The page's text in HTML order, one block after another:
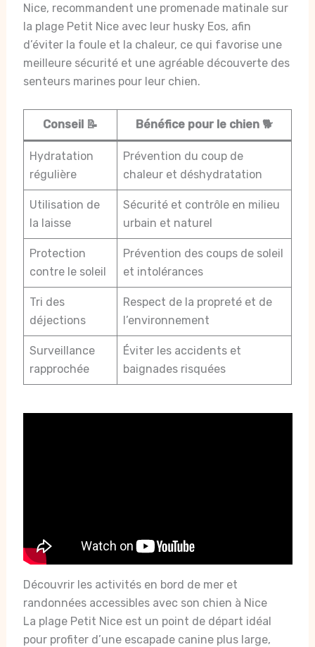
Nice, recommandent une promenade matinale sur
la plage Petit Nice avec leur husky Eos, afin
d’éviter la foule et la chaleur, ce qui favorise une
meilleure sécurité et une agréable découverte des
senteurs marines pour leur chien.
Conseil 📝 Bénéfice pour le chien 🐕
Hydratation
régulière
Prévention du coup de
chaleur et déshydratation
Utilisation de
la laisse
Sécurité et contrôle en milieu
urbain et naturel
Protection
contre le soleil
Prévention des coups de soleil
et intolérances
Tri des
déjections
Respect de la propreté et de
l’environnement
Surveillance
rapprochée
Éviter les accidents et
baignades risquées
Découvrir les activités en bord de mer et
randonnées accessibles avec son chien à Nice
La plage Petit Nice est un point de départ idéal
pour profiter d’une escapade canine plus large,